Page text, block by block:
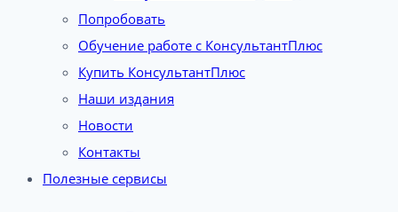
Попробовать
Обучение работе с КонсультантПлюс
Купить КонсультантПлюс
Наши издания
Новости
Контакты
Полезные сервисы